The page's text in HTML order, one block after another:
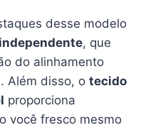
desse modelo
, que
do alinhamento
Além disso, o tecido
proporciona
você fresco mesmo